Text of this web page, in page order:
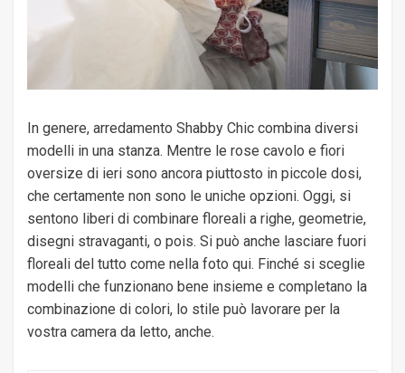
In genere, arredamento Shabby Chic combina diversi
modelli in una stanza. Mentre le rose cavolo e fiori
oversize di ieri sono ancora piuttosto in piccole dosi,
che certamente non sono le uniche opzioni. Oggi, si
sentono liberi di combinare floreali a righe, geometrie,
disegni stravaganti, o pois. Si può anche lasciare fuori
floreali del tutto come nella foto qui. Finché si sceglie
modelli che funzionano bene insieme e completano la
combinazione di colori, lo stile può lavorare per la
vostra camera da letto, anche.